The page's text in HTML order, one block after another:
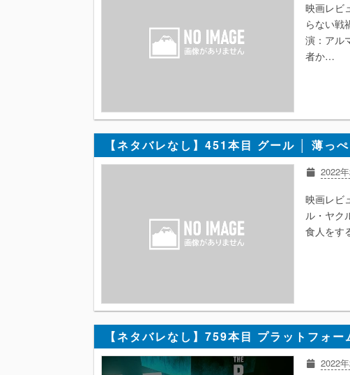
映画レビ
らない戦
演：アル
者か…
【ネタバレなし】451本目 グール │ 薄っ
2022
映画レビ
ル・ヤク
食人をす
【ネタバレなし】759本目 プラットフォ
2022